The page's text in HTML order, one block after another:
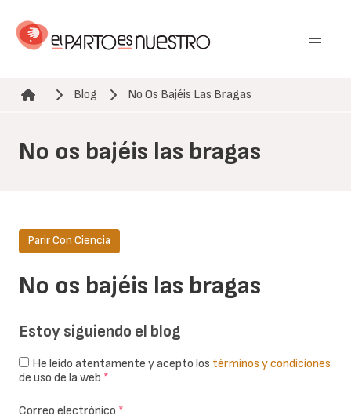
contenido
Ruta de navegación
Blog No Os Bajéis Las Bragas
No os bajéis las bragas
No os bajéis las bragas
Parir Con Ciencia
Estoy siguiendo el blog
He leído atentamente y acepto los términos y condiciones
de uso de la web *
Correo electrónico *